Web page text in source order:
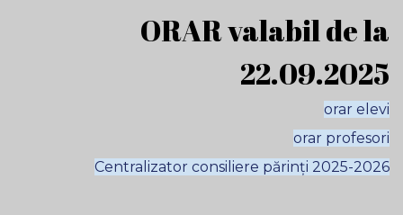
ORAR valabil de la
22.09.2025
orar elevi
orar profesori
Centralizator consiliere părinți 2025-2026